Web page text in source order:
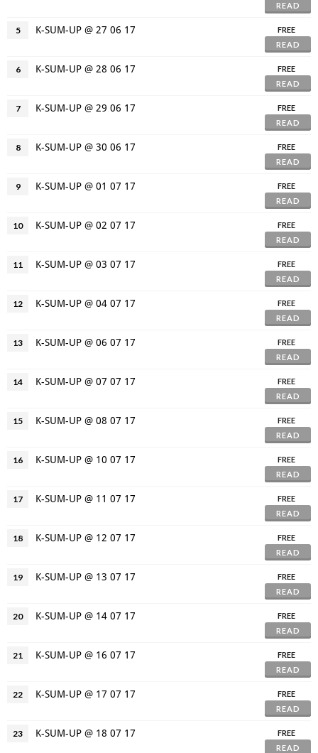
READ
5 K-SUM-UP @ 27 06 17
FREE
READ
6 K-SUM-UP @ 28 06 17
FREE
READ
7 K-SUM-UP @ 29 06 17
FREE
READ
8 K-SUM-UP @ 30 06 17
FREE
READ
9 K-SUM-UP @ 01 07 17
FREE
READ
10 K-SUM-UP @ 02 07 17
FREE
READ
11 K-SUM-UP @ 03 07 17
FREE
READ
12 K-SUM-UP @ 04 07 17
FREE
READ
13 K-SUM-UP @ 06 07 17
FREE
READ
14 K-SUM-UP @ 07 07 17
FREE
READ
15 K-SUM-UP @ 08 07 17
FREE
READ
16 K-SUM-UP @ 10 07 17
FREE
READ
17 K-SUM-UP @ 11 07 17
FREE
READ
18 K-SUM-UP @ 12 07 17
FREE
READ
19 K-SUM-UP @ 13 07 17
FREE
READ
20 K-SUM-UP @ 14 07 17
FREE
READ
21 K-SUM-UP @ 16 07 17
FREE
READ
22 K-SUM-UP @ 17 07 17
FREE
READ
23 K-SUM-UP @ 18 07 17
FREE
READ